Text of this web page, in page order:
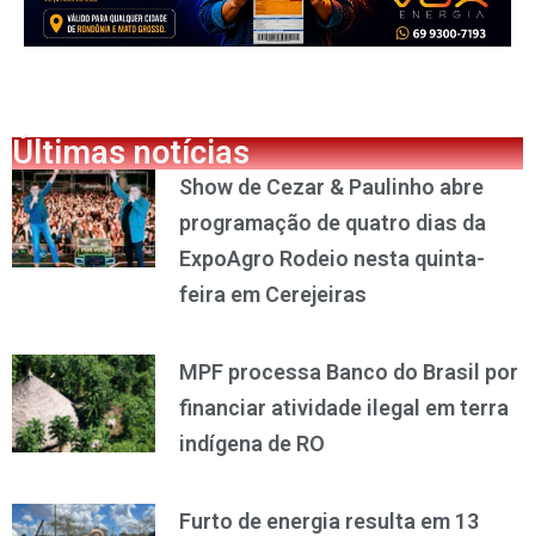
Últimas notícias
Show de Cezar & Paulinho abre
programação de quatro dias da
ExpoAgro Rodeio nesta quinta-
feira em Cerejeiras
MPF processa Banco do Brasil por
financiar atividade ilegal em terra
indígena de RO
Furto de energia resulta em 13